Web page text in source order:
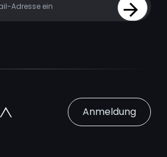
Sign Up
Anmeldung